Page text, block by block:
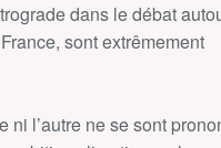
dans le débat
sont extrêmement
ni l’autre ne se sont